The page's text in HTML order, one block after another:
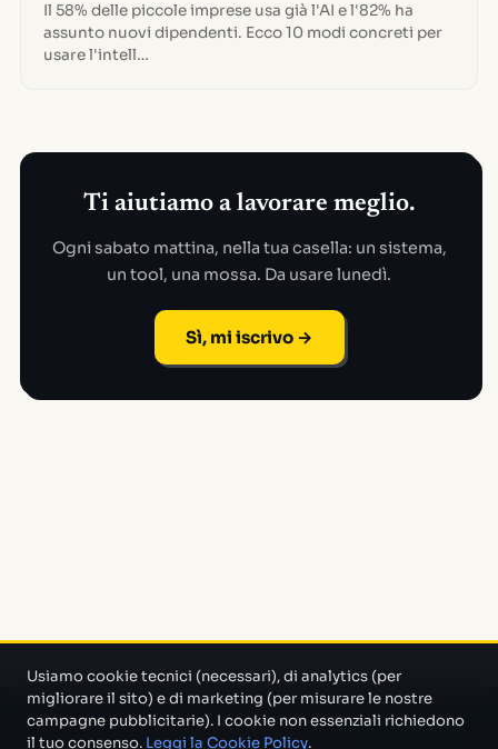
Il 58% delle piccole imprese usa già l'AI e l'82% ha
assunto nuovi dipendenti. Ecco 10 modi concreti per
usare l'intell…
Ti aiutiamo a lavorare meglio.
Ogni sabato mattina, nella tua casella: un sistema,
un tool, una mossa. Da usare lunedì.
Sì, mi iscrivo →
Un progetto di Marco Monty Montemagno
Usiamo cookie tecnici (necessari), di analytics (per
migliorare il sito) e di marketing (per misurare le nostre
campagne pubblicitarie). I cookie non essenziali richiedono
il tuo consenso. Leggi la Cookie Policy.